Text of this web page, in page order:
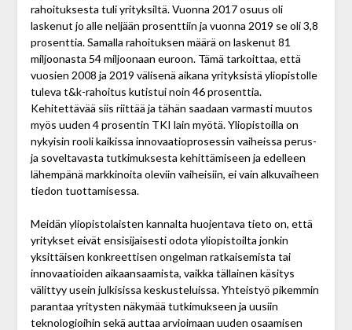
rahoituksesta tuli yrityksiltä. Vuonna 2017 osuus oli
laskenut jo alle neljään prosenttiin ja vuonna 2019 se oli 3,8
prosenttia. Samalla rahoituksen määrä on laskenut 81
miljoonasta 54 miljoonaan euroon. Tämä tarkoittaa, että
vuosien 2008 ja 2019 välisenä aikana yrityksistä yliopistolle
tuleva t&k-rahoitus kutistui noin 46 prosenttia.
Kehitettävää siis riittää ja tähän saadaan varmasti muutos
myös uuden 4 prosentin TKI lain myötä. Yliopistoilla on
nykyisin rooli kaikissa innovaatioprosessin vaiheissa perus-
ja soveltavasta tutkimuksesta kehittämiseen ja edelleen
lähempänä markkinoita oleviin vaiheisiin, ei vain alkuvaiheen
tiedon tuottamisessa.
Meidän yliopistolaisten kannalta huojentava tieto on, että
yritykset eivät ensisijaisesti odota yliopistoilta jonkin
yksittäisen konkreettisen ongelman ratkaisemista tai
innovaatioiden aikaansaamista, vaikka tällainen käsitys
välittyy usein julkisissa keskusteluissa. Yhteistyö pikemmin
parantaa yritysten näkymää tutkimukseen ja uusiin
teknologioihin sekä auttaa arvioimaan uuden osaamisen